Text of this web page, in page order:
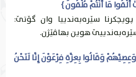
سێره‌به‌ندییا وان گۆتێ:
هوين بهاڤێژن.
وَعِصِيَّهُمْ وَقَالُوا بِعِزَّةِ فِرْعَوْنَ إِنَّا لَنَحْنُ